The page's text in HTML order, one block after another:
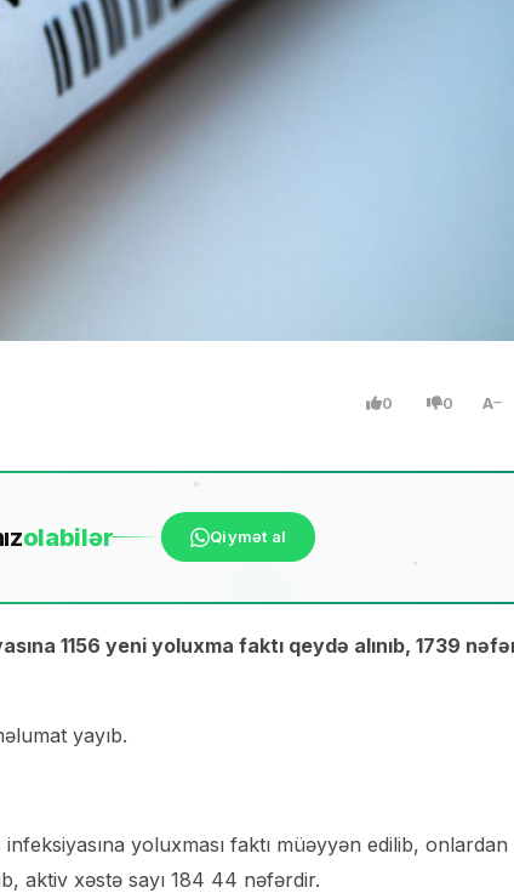
0 0 A
olabilər Qiymət al
1156 yeni yoluxma faktı qeydə alınıb, 1739
yayıb.
yoluxması faktı müəyyən edilib, onlardan
aktiv xəstə sayı 184 44 nəfərdir.